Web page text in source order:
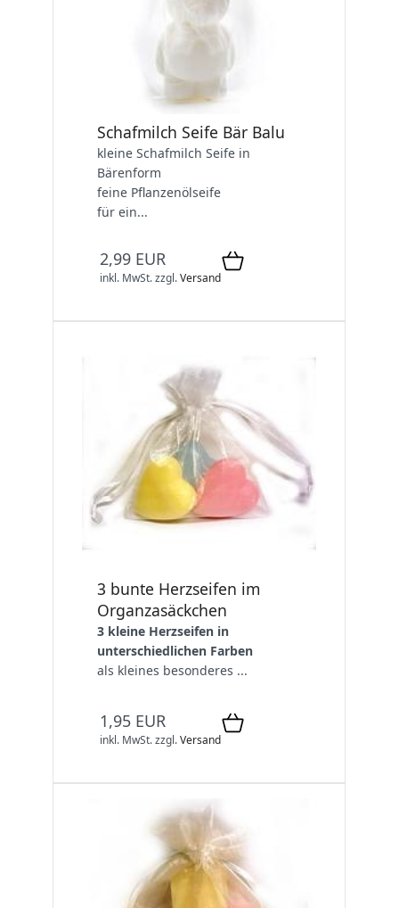
Schafmilch Seife Bär Balu
kleine Schafmilch Seife in
Bärenform
feine Pflanzenölseife
für ein...
2,99 EUR
inkl. MwSt.zzgl.Versand
3 bunte Herzseifen im
Organzasäckchen
3 kleine Herzseifen in
unterschiedlichen Farben
als kleines besonderes ...
1,95 EUR
inkl. MwSt.zzgl.Versand